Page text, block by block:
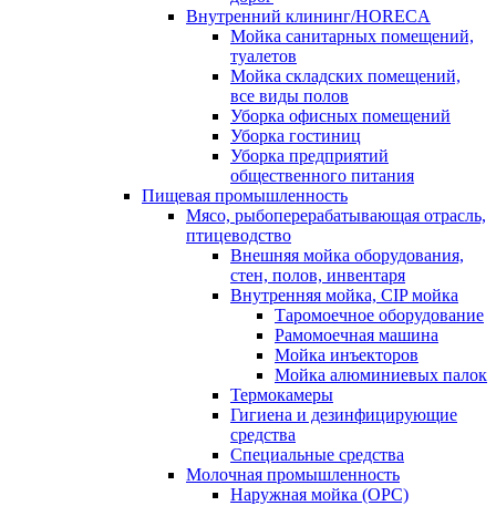
Внутренний клининг/HORECA
Мойка санитарных помещений,
туалетов
Мойка складских помещений,
все виды полов
Уборка офисных помещений
Уборка гостиниц
Уборка предприятий
общественного питания
Пищевая промышленность
Мясо, рыбоперерабатывающая отрасль,
птицеводство
Внешняя мойка оборудования,
стен, полов, инвентаря
Внутренняя мойка, CIP мойка
Таромоечное оборудование
Рамомоечная машина
Мойка инъекторов
Мойка алюминиевых палок
Термокамеры
Гигиена и дезинфицирующие
средства
Специальные средства
Молочная промышленность
Наружная мойка (ОРС)